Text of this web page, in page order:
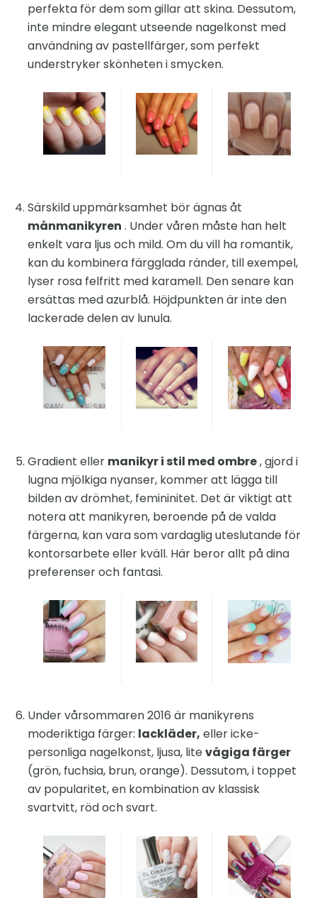
perfekta för dem som gillar att skina. Dessutom,
inte mindre elegant utseende nagelkonst med
användning av pastellfärger, som perfekt
understryker skönheten i smycken.
Särskild uppmärksamhet bör ägnas åt
månmanikyren . Under våren måste han helt
enkelt vara ljus och mild. Om du vill ha romantik,
kan du kombinera färgglada ränder, till exempel,
lyser rosa felfritt med karamell. Den senare kan
ersättas med azurblå. Höjdpunkten är inte den
lackerade delen av lunula.
Gradient eller manikyr i stil med ombre, gjord i
lugna mjölkiga nyanser, kommer att lägga till
bilden av drömhet, femininitet. Det är viktigt att
notera att manikyren, beroende på de valda
färgerna, kan vara som vardaglig uteslutande för
kontorsarbete eller kväll. Här beror allt på dina
preferenser och fantasi.
Under vårsommaren 2016 är manikyrens
moderiktiga färger: lackläder, eller icke-
personliga nagelkonst, ljusa, litevågiga färger
(grön, fuchsia, brun, orange). Dessutom, i toppet
av popularitet, en kombination av klassisk
svartvitt, röd och svart.